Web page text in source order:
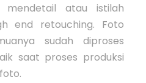
atau istilah
end retouching. Foto
sudah diproses
saat proses produksi